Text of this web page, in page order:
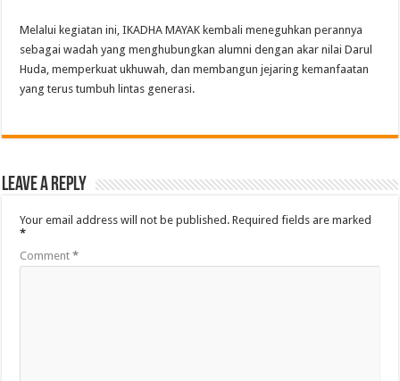
Melalui kegiatan ini, IKADHA MAYAK kembali meneguhkan perannya
sebagai wadah yang menghubungkan alumni dengan akar nilai Darul
Huda, memperkuat ukhuwah, dan membangun jejaring kemanfaatan
yang terus tumbuh lintas generasi.
Leave a Reply
Your email address will not be published. Required fields are marked
*
Comment*